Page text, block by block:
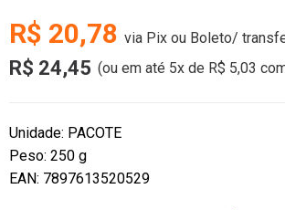
R$ 20,78 via Pix ou Boleto/
R$ 24,45 (ou em até 5x de R$ 5,03
Unidade: PACOTE
Peso: 250 g
EAN: 7897613520529